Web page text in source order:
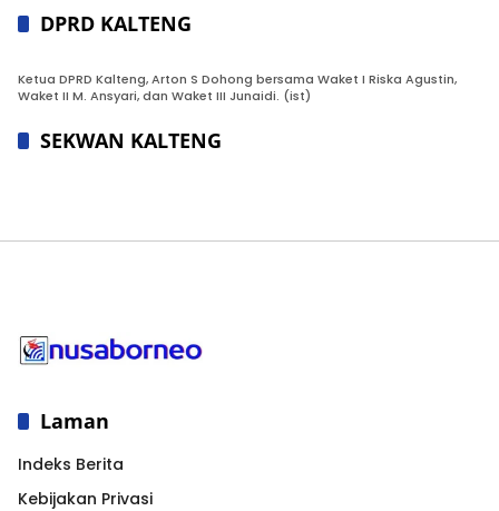
DPRD KALTENG
Ketua DPRD Kalteng, Arton S Dohong bersama Waket I Riska Agustin,
Waket II M. Ansyari, dan Waket III Junaidi. (ist)
SEKWAN KALTENG
Laman
Indeks Berita
Kebijakan Privasi